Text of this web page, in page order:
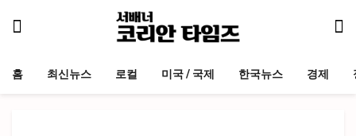
홈 최신뉴스 로컬 미국 / 국제 한국뉴스 경제